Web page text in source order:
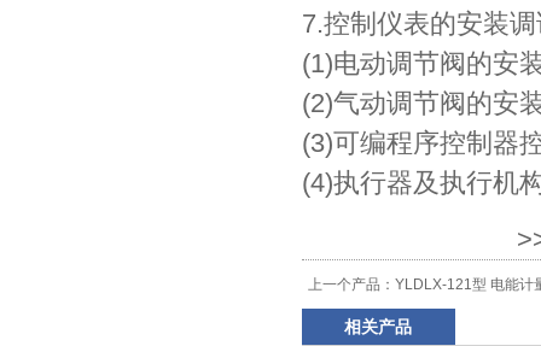
7.控制仪表的安装
(1)电动调节阀的安
(2)气动调节阀的安
(3)可编程序控制器
(4)执行器及执行机
上一个产品： YLDLX-121型 电能计
相关产品